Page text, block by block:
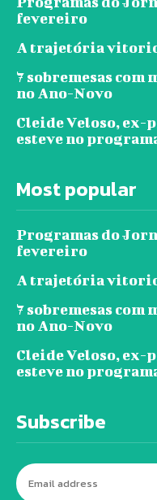
fevereiro
A trajetória
7 sobremesas com
no Ano-Novo
Cleide Veloso, ex-
esteve no
Most popular
Programas do
fevereiro
A trajetória
7 sobremesas com
no Ano-Novo
Cleide Veloso, ex-
esteve no
Subscribe